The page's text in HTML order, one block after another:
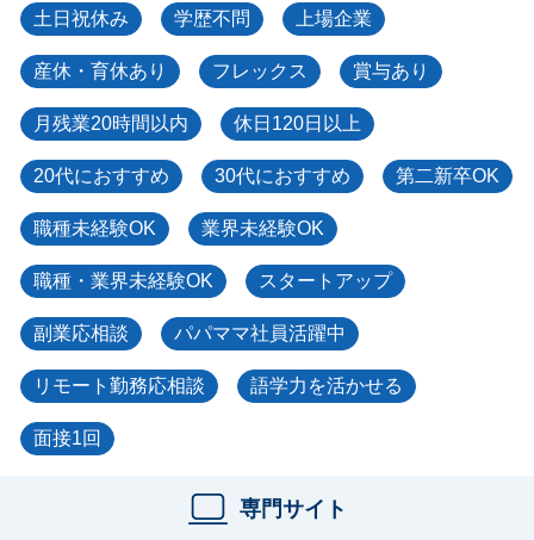
土日祝休み 学歴不問 上場企業
産休・育休あり フレックス 賞与あり
月残業20時間以内 休日120日以上
20代におすすめ 30代におすすめ 第二新卒OK
職種未経験OK 業界未経験OK
職種・業界未経験OK スタートアップ
副業応相談 パパママ社員活躍中
リモート勤務応相談 語学力を活かせる
面接1回
専門サイト